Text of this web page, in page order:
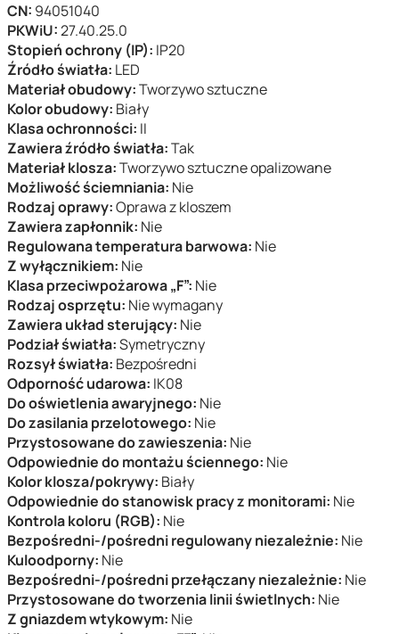
CN: 94051040
PKWiU:27.40.25.0
Stopień ochrony (IP): IP20
Źródło światła: LED
Materiał obudowy:Tworzywo sztuczne
Kolor obudowy: Biały
Klasa ochronności: II
Zawiera źródło światła:Tak
Materiał klosza:Tworzywo sztuczne opalizowane
Możliwość ściemniania: Nie
Rodzaj oprawy:Oprawa z kloszem
Zawiera zapłonnik: Nie
Regulowana temperatura barwowa: Nie
Z wyłącznikiem: Nie
Klasa przeciwpożarowa „F”: Nie
Rodzaj osprzętu: Nie wymagany
Zawiera układ sterujący: Nie
Podział światła:Symetryczny
Rozsył światła: Bezpośredni
Odporność udarowa: IK08
Do oświetlenia awaryjnego: Nie
Do zasilania przelotowego: Nie
Przystosowane do zawieszenia: Nie
Odpowiednie do montażu ściennego: Nie
Kolor klosza/pokrywy: Biały
Odpowiednie do stanowisk pracy z monitorami: Nie
Kontrola koloru (RGB): Nie
Bezpośredni-/pośredni regulowany niezależnie: Nie
Kuloodporny: Nie
Bezpośredni-/pośredni przełączany niezależnie: Nie
Przystosowane do tworzenia linii świetlnych: Nie
Z gniazdem wtykowym: Nie